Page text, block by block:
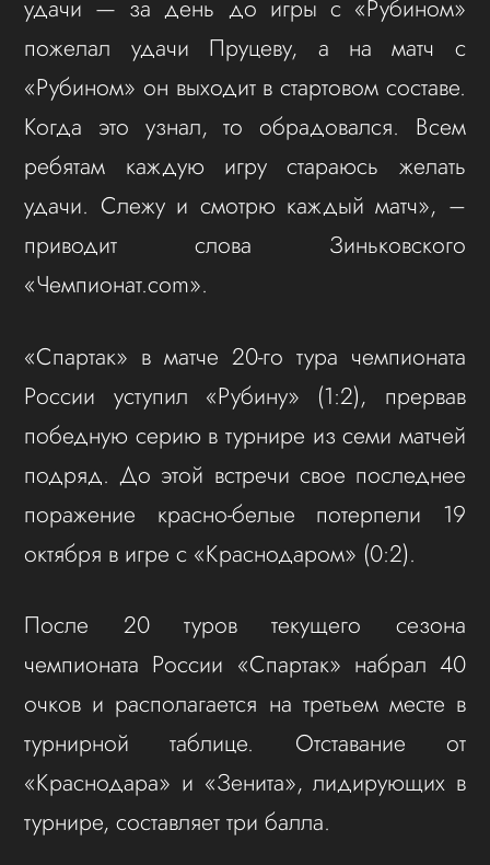
удачи — за день до игры с «Рубином»
пожелал удачи Пруцеву, а на матч с
«Рубином» он выходит в стартовом составе.
Когда это узнал, то обрадовался. Всем
ребятам каждую игру стараюсь желать
удачи. Слежу и смотрю каждый матч», –
приводит слова Зиньковского
«Чемпионат.com».
«Спартак» в матче 20-го тура чемпионата
России уступил «Рубину» (1:2), прервав
победную серию в турнире из семи матчей
подряд. До этой встречи свое последнее
поражение красно-белые потерпели 19
октября в игре с «Краснодаром» (0:2).
После 20 туров текущего сезона
чемпионата России «Спартак» набрал 40
очков и располагается на третьем месте в
турнирной таблице. Отставание от
«Краснодара» и «Зенита», лидирующих в
турнире, составляет три балла.